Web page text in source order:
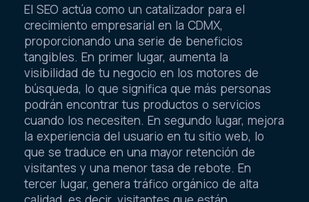
El SEO actúa como un catalizador para el
crecimiento empresarial en la CDMX,
proporcionando una serie de beneficios
tangibles. En primer lugar, aumenta la
visibilidad de tu negocio en los motores de
búsqueda, lo que significa que más personas
podrán encontrar tus productos o servicios
cuando los necesiten. En segundo lugar, mejora
la experiencia del usuario en tu sitio web, lo
que se traduce en una mayor retención de
visitantes y una menor tasa de rebote. En
tercer lugar, genera tráfico orgánico de alta